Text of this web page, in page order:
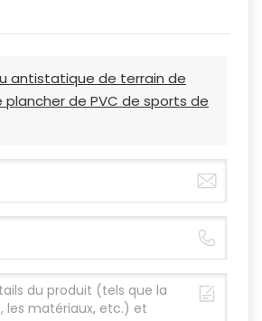
antistatique de terrain de
de PVC de sports de